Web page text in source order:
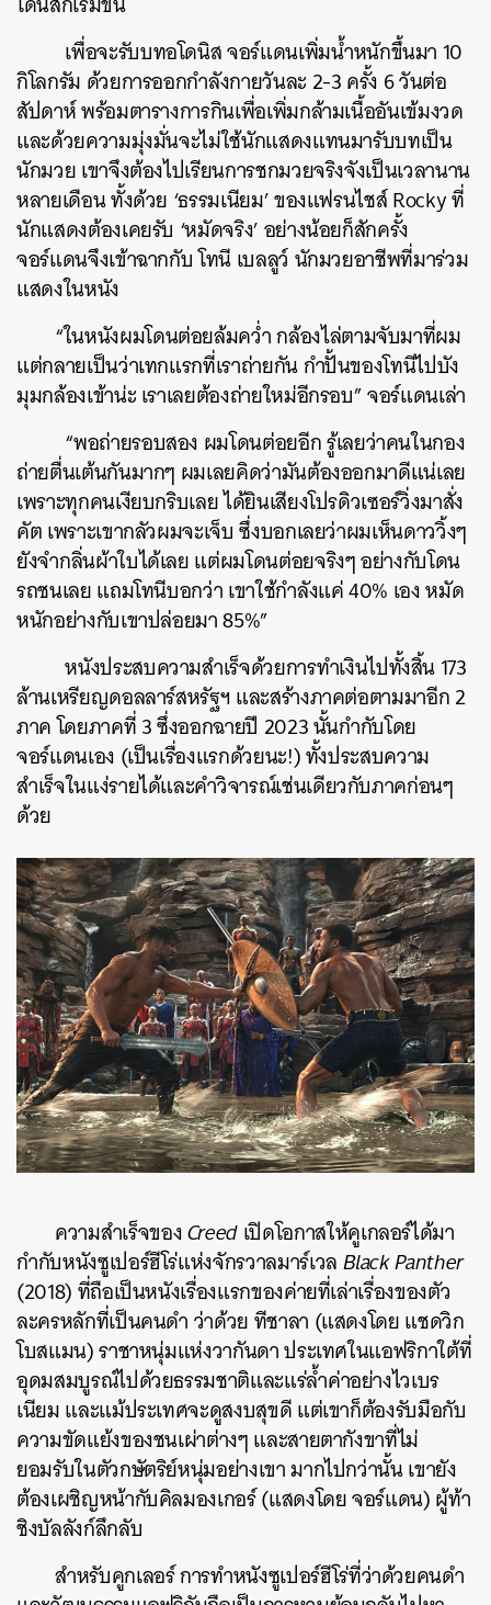
เพื่อจะรับบทอโดนิส จอร์แดนเพิ่มน้ำหนักขึ้นมา 10
กิโลกรัม ด้วยการออกกำลังกายวันละ 2-3 ครั้ง 6 วันต่อ
สัปดาห์ พร้อมตารางการกินเพื่อเพิ่มกล้ามเนื้ออันเข้มงวด
และด้วยความมุ่งมั่นจะไม่ใช้นักแสดงแทนมารับบทเป็น
นักมวย เขาจึงต้องไปเรียนการชกมวยจริงจังเป็นเวลานาน
หลายเดือน ทั้งด้วย ‘ธรรมเนียม’ ของแฟรนไชส์ Rocky ที่
นักแสดงต้องเคยรับ ‘หมัดจริง’ อย่างน้อยก็สักครั้ง
จอร์แดนจึงเข้าฉากกับ โทนี เบลลูว์ นักมวยอาชีพที่มาร่วม
แสดงในหนัง
“ในหนังผมโดนต่อยล้มคว่ำ กล้องไล่ตามจับมาที่ผม
แต่กลายเป็นว่าเทกแรกที่เราถ่ายกัน กำปั้นของโทนีไปบัง
มุมกล้องเข้าน่ะ เราเลยต้องถ่ายใหม่อีกรอบ” จอร์แดนเล่า
“พอถ่ายรอบสอง ผมโดนต่อยอีก รู้เลยว่าคนในกอง
ถ่ายตื่นเต้นกันมากๆ ผมเลยคิดว่ามันต้องออกมาดีแน่เลย
เพราะทุกคนเงียบกริบเลย ได้ยินเสียงโปรดิวเซอร์วิ่งมาสั่ง
คัต เพราะเขากลัวผมจะเจ็บ ซึ่งบอกเลยว่าผมเห็นดาววิ้งๆ
ยังจำกลิ่นผ้าใบได้เลย แต่ผมโดนต่อยจริงๆ อย่างกับโดน
รถชนเลย แถมโทนีบอกว่า เขาใช้กำลังแค่ 40% เอง หมัด
หนักอย่างกับเขาปล่อยมา 85%”
หนังประสบความสำเร็จด้วยการทำเงินไปทั้งสิ้น 173
ล้านเหรียญดอลลาร์สหรัฐฯ และสร้างภาคต่อตามมาอีก 2
ภาค โดยภาคที่ 3 ซึ่งออกฉายปี 2023 นั้นกำกับโดย
จอร์แดนเอง (เป็นเรื่องแรกด้วยนะ!) ทั้งประสบความ
สำเร็จในแง่รายได้และคำวิจารณ์เช่นเดียวกับภาคก่อนๆ
ด้วย
ความสำเร็จของCreedเปิดโอกาสให้คูเกลอร์ได้มา
กำกับหนังซูเปอร์ฮีโร่แห่งจักรวาลมาร์เวลBlack Panther
(2018) ที่ถือเป็นหนังเรื่องแรกของค่ายที่เล่าเรื่องของตัว
ละครหลักที่เป็นคนดำ ว่าด้วย ทีชาลา (แสดงโดย แชดวิก
โบสแมน) ราชาหนุ่มแห่งวากันดา ประเทศในแอฟริกาใต้ที่
อุดมสมบูรณ์ไปด้วยธรรมชาติและแร่ล้ำค่าอย่างไวเบร
เนียม และแม้ประเทศจะดูสงบสุขดี แต่เขาก็ต้องรับมือกับ
ความขัดแย้งของชนเผ่าต่างๆ และสายตากังขาที่ไม่
ยอมรับในตัวกษัตริย์หนุ่มอย่างเขา มากไปกว่านั้น เขายัง
ต้องเผชิญหน้ากับคิลมองเกอร์ (แสดงโดย จอร์แดน) ผู้ท้า
ชิงบัลลังก์ลึกลับ
สำหรับคูกเลอร​์ การทำหนังซูเปอร์ฮีโร่ที่ว่าด้วยคนดำ
ค้นหา
SHARE TWEET LINE EMAIL